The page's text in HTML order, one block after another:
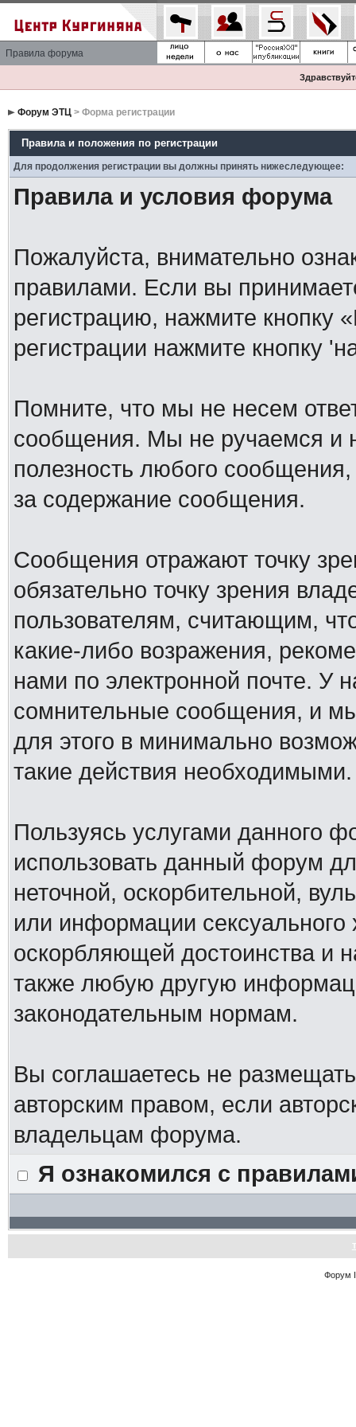
Правила форума
Форум ЭТЦ> Форма регистрации
Правила и положения по регистрации
Для продолжения регистрации вы должны принять нижеследующее:
Правила и условия форума
Пожалуйста, внимательно
правилами. Если вы
регистрацию, нажмите кнопку
регистрации нажмите кнопку
Помните, что мы не несем
сообщения. Мы не ручаемся и
полезность любого
за содержание сообщения.
Сообщения отражают точку
обязательно точку зрения
пользователям, считающим,
какие-либо возражения,
нами по электронной почте. У
сомнительные сообщения, и
для этого в минимально
такие действия необходимыми.
Пользуясь услугами данного
использовать данный форум
неточной, оскорбительной,
или информации
оскорбляющей достоинства и
также любую другую
законодательным нормам.
Вы соглашаетесь не
авторским правом, если
владельцам форума.
Я ознакомился с
Форум